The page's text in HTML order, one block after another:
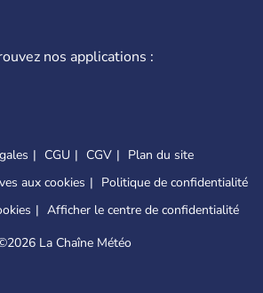
nos applications :
CGU CGV
Plan du site
aux cookies
Politique de confidentialité
Afficher le centre de confidentialité
2026 La Chaîne Météo